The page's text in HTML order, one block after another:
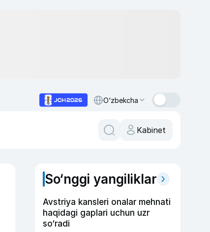
O‘zbekcha
Kabinet
So‘nggi yangiliklar
Avstriya kansleri onalar mehnati
haqidagi gaplari uchun uzr
so‘radi